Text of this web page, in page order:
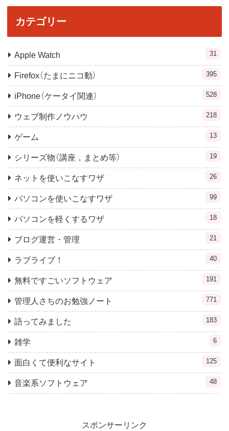
カテゴリー
Apple Watch 31
Firefox（たまにニコ動） 395
iPhone（ケータイ関連） 528
ウェブ制作ノウハウ 218
ゲーム 13
シリーズ物（講座，まとめ等） 19
ネットを使いこなすワザ 26
パソコンを使いこなすワザ 99
パソコンを軽くするワザ 18
ブログ運営・管理 21
ラブライブ！ 40
無料ですごいソフトウェア 191
管理人さちのお勉強ノート 771
語ってみました 183
雑学 6
面白くて便利なサイト 125
音楽系ソフトウェア 48
スポンサーリンク